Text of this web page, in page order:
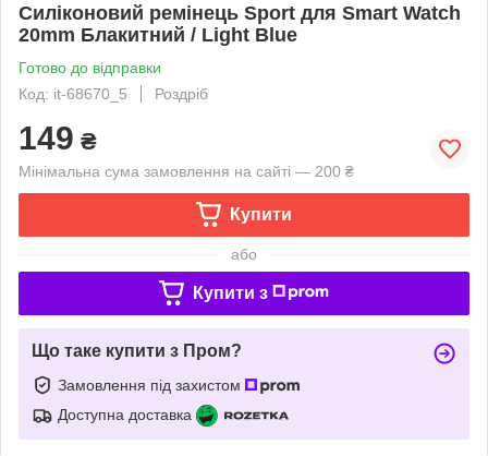
Силіконовий ремінець Sport для Smart Watch
20mm Блакитний / Light Blue
Готово до відправки
Код: it-68670_5
Роздріб
149 ₴
Мінімальна сума замовлення на сайті — 200 ₴
Купити
або
Купити з
Що таке купити з Пром?
Замовлення під захистом
Доступна доставка